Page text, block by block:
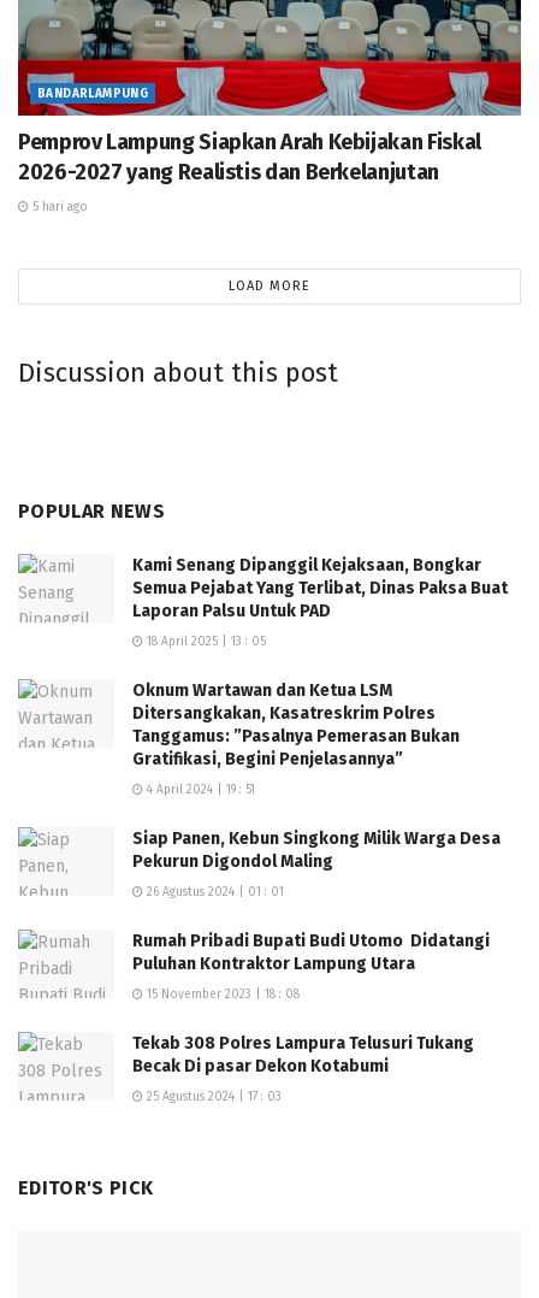
BANDARLAMPUNG
Pemprov Lampung Siapkan Arah Kebijakan Fiskal
2026-2027 yang Realistis dan Berkelanjutan
5 hari ago
LOAD MORE
Discussion about this post
POPULAR NEWS
Kami Senang Dipanggil Kejaksaan, Bongkar
Semua Pejabat Yang Terlibat, Dinas Paksa Buat
Laporan Palsu Untuk PAD
18 April 2025 | 13 : 05
Oknum Wartawan dan Ketua LSM
Ditersangkakan, Kasatreskrim Polres
Tanggamus: ”Pasalnya Pemerasan Bukan
Gratifikasi, Begini Penjelasannya”
4 April 2024 | 19 : 51
Siap Panen, Kebun Singkong Milik Warga Desa
Pekurun Digondol Maling
26 Agustus 2024 | 01 : 01
Rumah Pribadi Bupati Budi Utomo Didatangi
Puluhan Kontraktor Lampung Utara
15 November 2023 | 18 : 08
Tekab 308 Polres Lampura Telusuri Tukang
Becak Di pasar Dekon Kotabumi
25 Agustus 2024 | 17 : 03
EDITOR'S PICK